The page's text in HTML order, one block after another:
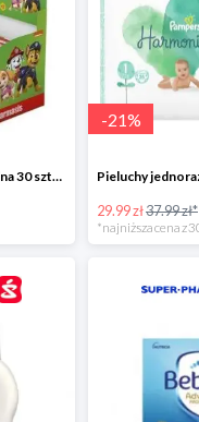
Psi Patrol Multiwitamina 30 sztuk
-21%
29.99 zł37.99 zł*